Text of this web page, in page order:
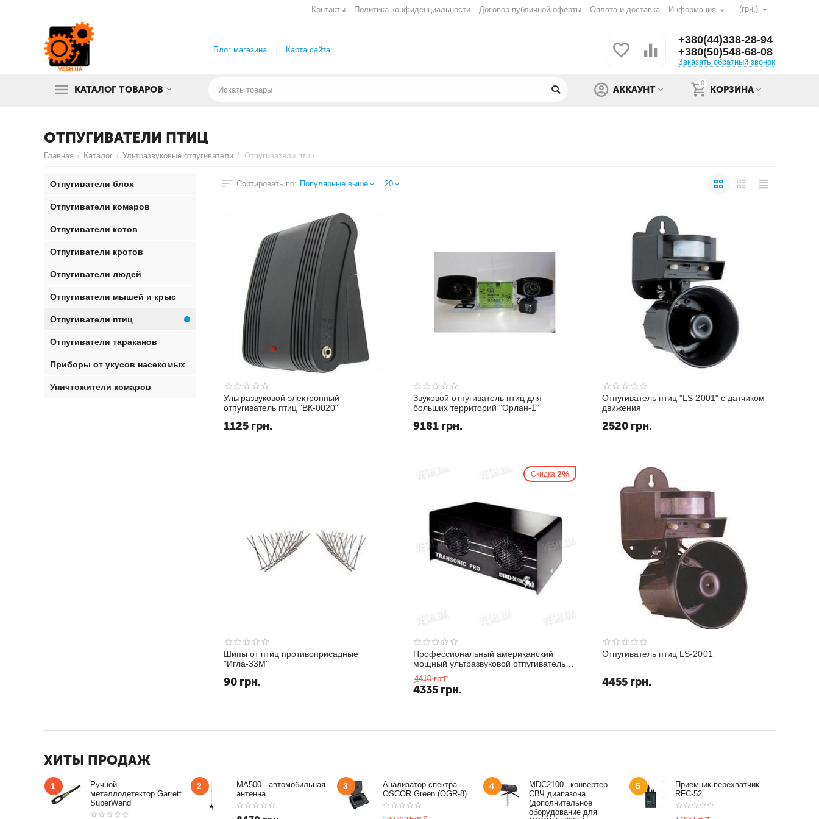
(грн.)
Контакты Политика конфиденциальности Договор публичной оферты Оплата и доставка Информация
Блог магазина Карта сайта
+380(44)338-28-94
+380(50)548-68-08
Заказать обратный звонок
КАТАЛОГ ТОВАРОВ
0
КОРЗИНА
АККАУНТ
ОТПУГИВАТЕЛИ ПТИЦ
Главная / Каталог / Ультразвуковые отпугиватели / Отпугиватели птиц
Сортировать по: Популярные выше 20
Ультразвуковой электронный
отпугиватель птиц "ВК-0020"
1125 грн.
Звуковой отпугиватель птиц для
больших территорий "Орлан-1"
9181 грн.
Отпугиватель птиц "LS 2001" с датчиком
движения
2520 грн.
Шипы от птиц противоприсадные
"Игла-33М"
90 грн.
Скидка 2%
Профессиональный американский
мощный ультразвуковой отпугиватель
вредителей, летающих и ползающих
насекомых для использования в
нежилых помещениях или на ули...
4410 грн.
4335 грн.
Отпугиватель птиц LS-2001
4455 грн.
Отпугиватели блох
Отпугиватели комаров
Отпугиватели котов
Отпугиватели кротов
Отпугиватели людей
Отпугиватели мышей и крыс
Отпугиватели птиц
Отпугиватели тараканов
Приборы от укусов насекомых
Уничтожители комаров
ХИТЫ ПРОДАЖ
1
Ручной
металлодетектор Garrett
SuperWand
2
MA500 - автомобильная
антенна
3
Анализатор спектра
OSCOR Green (OGR-8)
4
MDC2100 –конвертер
СВЧ диапазона
(дополнительное
оборудование для
5
Приёмник-перехватчик
RFC-52